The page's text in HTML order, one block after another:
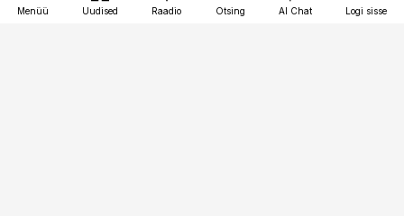
Menüü Uudised Raadio Otsing AI Chat Logi sisse